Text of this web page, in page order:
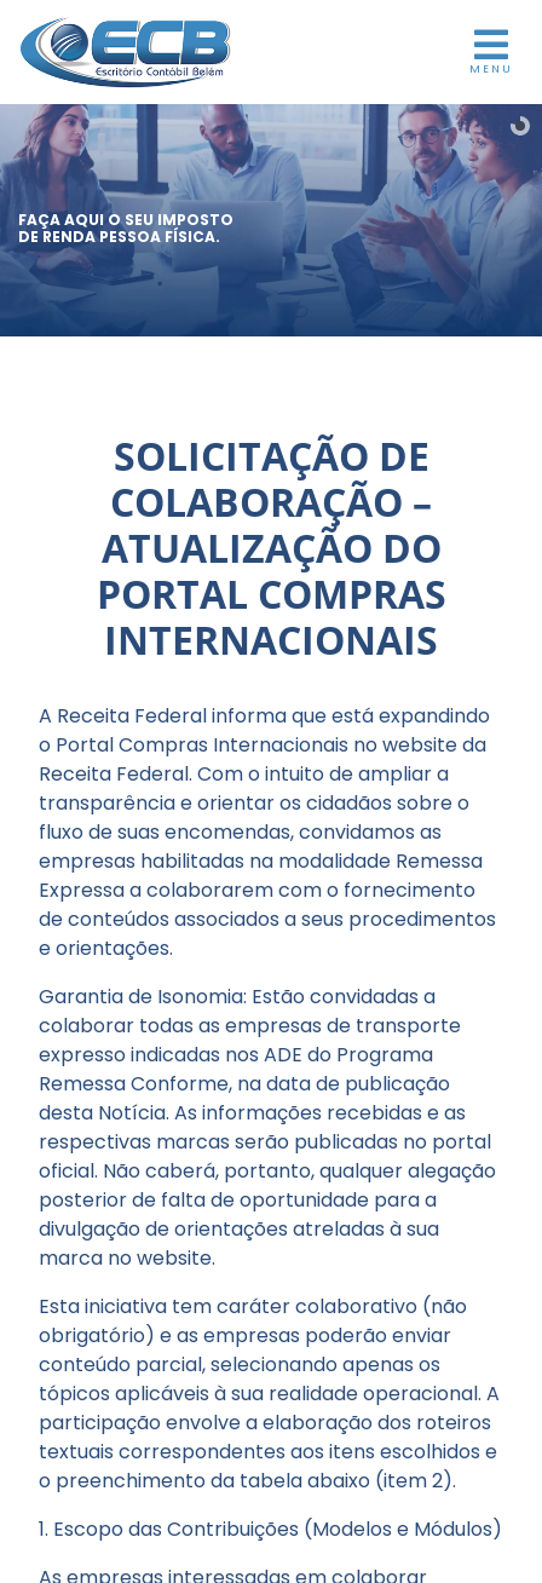
MENU
FAÇA AQUI O SEU IMPOSTO
DE RENDA PESSOA FÍSICA.
SOLICITAÇÃO DE
COLABORAÇÃO –
ATUALIZAÇÃO DO
PORTAL COMPRAS
INTERNACIONAIS
A Receita Federal informa que está expandindo
o Portal Compras Internacionais no website da
Receita Federal. Com o intuito de ampliar a
transparência e orientar os cidadãos sobre o
fluxo de suas encomendas, convidamos as
empresas habilitadas na modalidade Remessa
Expressa a colaborarem com o fornecimento
de conteúdos associados a seus procedimentos
e orientações.
Garantia de Isonomia: Estão convidadas a
colaborar todas as empresas de transporte
expresso indicadas nos ADE do Programa
Remessa Conforme, na data de publicação
desta Notícia. As informações recebidas e as
respectivas marcas serão publicadas no portal
oficial. Não caberá, portanto, qualquer alegação
posterior de falta de oportunidade para a
divulgação de orientações atreladas à sua
marca no website.
Esta iniciativa tem caráter colaborativo (não
obrigatório) e as empresas poderão enviar
conteúdo parcial, selecionando apenas os
tópicos aplicáveis à sua realidade operacional. A
participação envolve a elaboração dos roteiros
textuais correspondentes aos itens escolhidos e
o preenchimento da tabela abaixo (item 2).
1. Escopo das Contribuições (Modelos e Módulos)